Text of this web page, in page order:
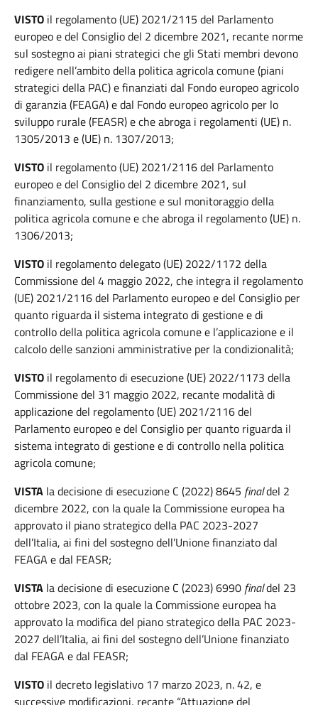
VISTO il regolamento (UE) 2021/2115 del Parlamento
europeo e del Consiglio del 2 dicembre 2021, recante norme
sul sostegno ai piani strategici che gli Stati membri devono
redigere nell’ambito della politica agricola comune (piani
strategici della PAC) e finanziati dal Fondo europeo agricolo
di garanzia (FEAGA) e dal Fondo europeo agricolo per lo
sviluppo rurale (FEASR) e che abroga i regolamenti (UE) n.
1305/2013 e (UE) n. 1307/2013;
VISTO il regolamento (UE) 2021/2116 del Parlamento
europeo e del Consiglio del 2 dicembre 2021, sul
finanziamento, sulla gestione e sul monitoraggio della
politica agricola comune e che abroga il regolamento (UE) n.
1306/2013;
VISTO il regolamento delegato (UE) 2022/1172 della
Commissione del 4 maggio 2022, che integra il regolamento
(UE) 2021/2116 del Parlamento europeo e del Consiglio per
quanto riguarda il sistema integrato di gestione e di
controllo della politica agricola comune e l’applicazione e il
calcolo delle sanzioni amministrative per la condizionalità;
VISTO il regolamento di esecuzione (UE) 2022/1173 della
Commissione del 31 maggio 2022, recante modalità di
applicazione del regolamento (UE) 2021/2116 del
Parlamento europeo e del Consiglio per quanto riguarda il
sistema integrato di gestione e di controllo nella politica
agricola comune;
VISTA la decisione di esecuzione C (2022) 8645 finaldel 2
dicembre 2022, con la quale la Commissione europea ha
approvato il piano strategico della PAC 2023-2027
dell’Italia, ai fini del sostegno dell’Unione finanziato dal
FEAGA e dal FEASR;
VISTA la decisione di esecuzione C (2023) 6990 finaldel 23
ottobre 2023, con la quale la Commissione europea ha
approvato la modifica del piano strategico della PAC 2023-
2027 dell’Italia, ai fini del sostegno dell’Unione finanziato
dal FEAGA e dal FEASR;
VISTO il decreto legislativo 17 marzo 2023, n. 42, e
successive modificazioni, recante “Attuazione del